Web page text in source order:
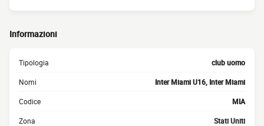
Informazioni
Tipologia club uomo
Nomi Inter Miami U16, Inter Miami
Codice MIA
Zona Stati Uniti